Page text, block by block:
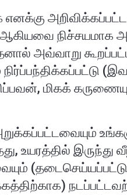
எனக்கு
நிச்சயமாக
அவ்வாறு
மிகக்
உயரத்தில் இருந்து